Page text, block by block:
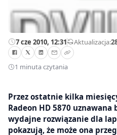
7 cze 2010, 12:31—Aktualizacja:
1 minuta czytania
Przez ostatnie kilka
Radeon HD 5870 uznawana
wydajne rozwiązanie dla
pokazują, że może ona